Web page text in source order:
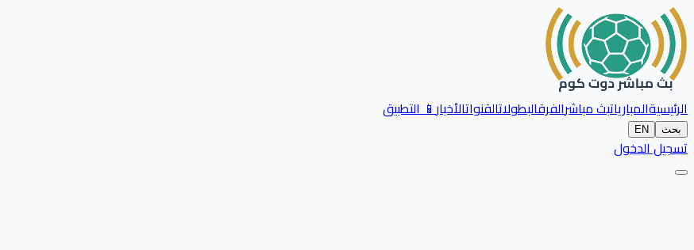
الرئيسيةالمبارياتبث مباشرالفرقالبطولاتالقنواتالأخبار📱 التطبيق
بحث EN
تسجيل الدخول